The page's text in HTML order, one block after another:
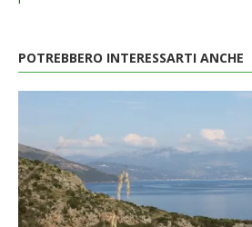
POTREBBERO INTERESSARTI ANCHE